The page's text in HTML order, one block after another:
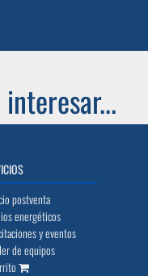
postventa
energéticos
y eventos
de equipos